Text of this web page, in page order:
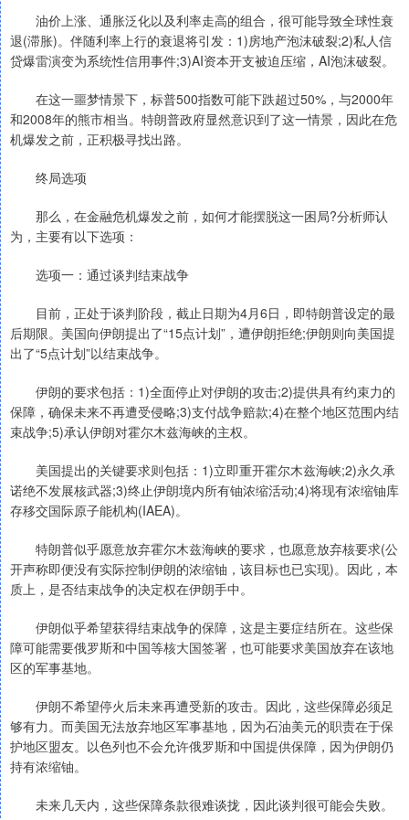
油价上涨、通胀泛化以及利率走高的组合，很可能导致全球性衰
退(滞胀)。伴随利率上行的衰退将引发：1)房地产泡沫破裂;2)私人信
贷爆雷演变为系统性信用事件;3)AI资本开支被迫压缩，AI泡沫破裂。
在这一噩梦情景下，标普500指数可能下跌超过50%，与2000年
和2008年的熊市相当。特朗普政府显然意识到了这一情景，因此在危
机爆发之前，正积极寻找出路。
终局选项
那么，在金融危机爆发之前，如何才能摆脱这一困局?分析师认
为，主要有以下选项：
选项一：通过谈判结束战争
目前，正处于谈判阶段，截止日期为4月6日，即特朗普设定的最
后期限。美国向伊朗提出了“15点计划”，遭伊朗拒绝;伊朗则向美国提
出了“5点计划”以结束战争。
伊朗的要求包括：1)全面停止对伊朗的攻击;2)提供具有约束力的
保障，确保未来不再遭受侵略;3)支付战争赔款;4)在整个地区范围内结
束战争;5)承认伊朗对霍尔木兹海峡的主权。
美国提出的关键要求则包括：1)立即重开霍尔木兹海峡;2)永久承
诺绝不发展核武器;3)终止伊朗境内所有铀浓缩活动;4)将现有浓缩铀库
存移交国际原子能机构(IAEA)。
特朗普似乎愿意放弃霍尔木兹海峡的要求，也愿意放弃核要求(公
开声称即便没有实际控制伊朗的浓缩铀，该目标也已实现)。因此，本
质上，是否结束战争的决定权在伊朗手中。
伊朗似乎希望获得结束战争的保障，这是主要症结所在。这些保
障可能需要俄罗斯和中国等核大国签署，也可能要求美国放弃在该地
区的军事基地。
伊朗不希望停火后未来再遭受新的攻击。因此，这些保障必须足
够有力。而美国无法放弃地区军事基地，因为石油美元的职责在于保
护地区盟友。以色列也不会允许俄罗斯和中国提供保障，因为伊朗仍
持有浓缩铀。
未来几天内，这些保障条款很难谈拢，因此谈判很可能会失败。